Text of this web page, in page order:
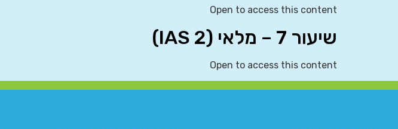
Open to access this content
שיעור 7 – מלאי (IAS 2)
Open to access this content